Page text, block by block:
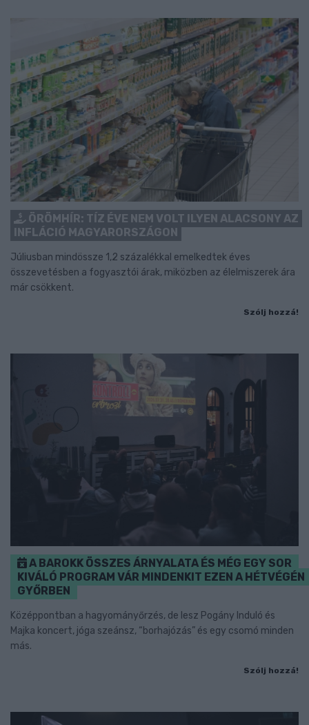
ÖRÖMHÍR: TÍZ ÉVE NEM VOLT ILYEN ALACSONY AZ
INFLÁCIÓ MAGYARORSZÁGON
Júliusban mindössze 1,2 százalékkal emelkedtek éves
összevetésben a fogyasztói árak, miközben az élelmiszerek ára
már csökkent.
Szólj hozzá!
A BAROKK ÖSSZES ÁRNYALATA ÉS MÉG EGY SOR
KIVÁLÓ PROGRAM VÁR MINDENKIT EZEN A HÉTVÉGÉN
GYŐRBEN
Középpontban a hagyományőrzés, de lesz Pogány Induló és
Majka koncert, jóga szeánsz, “borhajózás” és egy csomó minden
más.
Szólj hozzá!